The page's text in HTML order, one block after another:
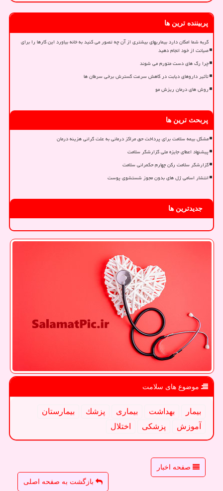
پربیننده ترین ها
گربه شما امکان دارد بیماریهای بیشتری از آن چه تصور می کنید به خانه بیاورد این کارها را برای
صیانت از خود انجام دهید
چرا رگ های دست متورم می شوند
تأثیر داروهای دیابت در کاهش سرعت گسترش برخی سرطان ها
روش های درمان ریزش مو
پربحث ترین ها
مشکل بیمه سلامت برای پرداخت حق مراکز درمانی به علت گرانی هزینه درمان
پیشنهاد اعطای جایزه ملی گزارشگر سلامت
گزارشگر سلامت رکن چهارم حکمرانی سلامت
انتشار اسامی ژل های بدون مجوز شستشوی پوست
جدیدترین ها
موضوع های سلامت
بیمار بهداشت بیماری پزشك
بیمارستان
آموزش
پزشكی اختلال
صفحه اخبار
بازگشت به صفحه اصلی